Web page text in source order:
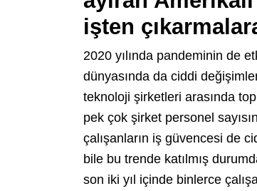
işten
2020 yılında pandeminin de
dünyasında da ciddi
teknoloji şirketleri arasında
pek çok şirket personel
çalışanların iş güvencesi de
bile bu trende katılmış
son iki yıl içinde binlerce